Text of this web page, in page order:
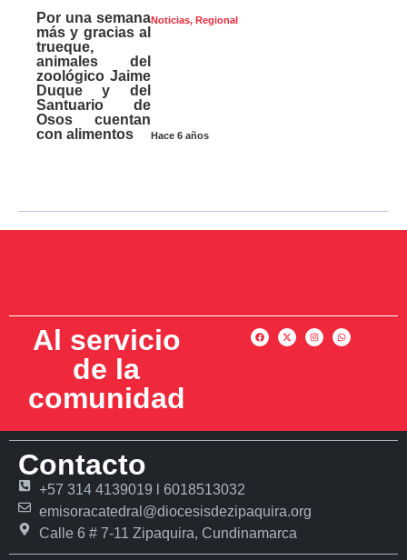
Noticias, Regional
Hace 6 años
Por una semana
más y gracias al
trueque,
animales del
zoológico Jaime
Duque y del
Santuario de
Osos cuentan
con alimentos
Al servicio
de la
comunidad
Contacto
+57 314 4139019 l 6018513032
emisoracatedral@diocesisdezipaquira.org
Calle 6 # 7-11 Zipaquira, Cundinamarca